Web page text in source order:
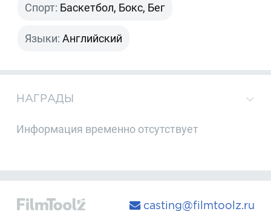
Спорт: Баскетбол, Бокс, Бег
Языки: Английский
НАГРАДЫ
Информация временно отсутствует
casting@filmtoolz.ru